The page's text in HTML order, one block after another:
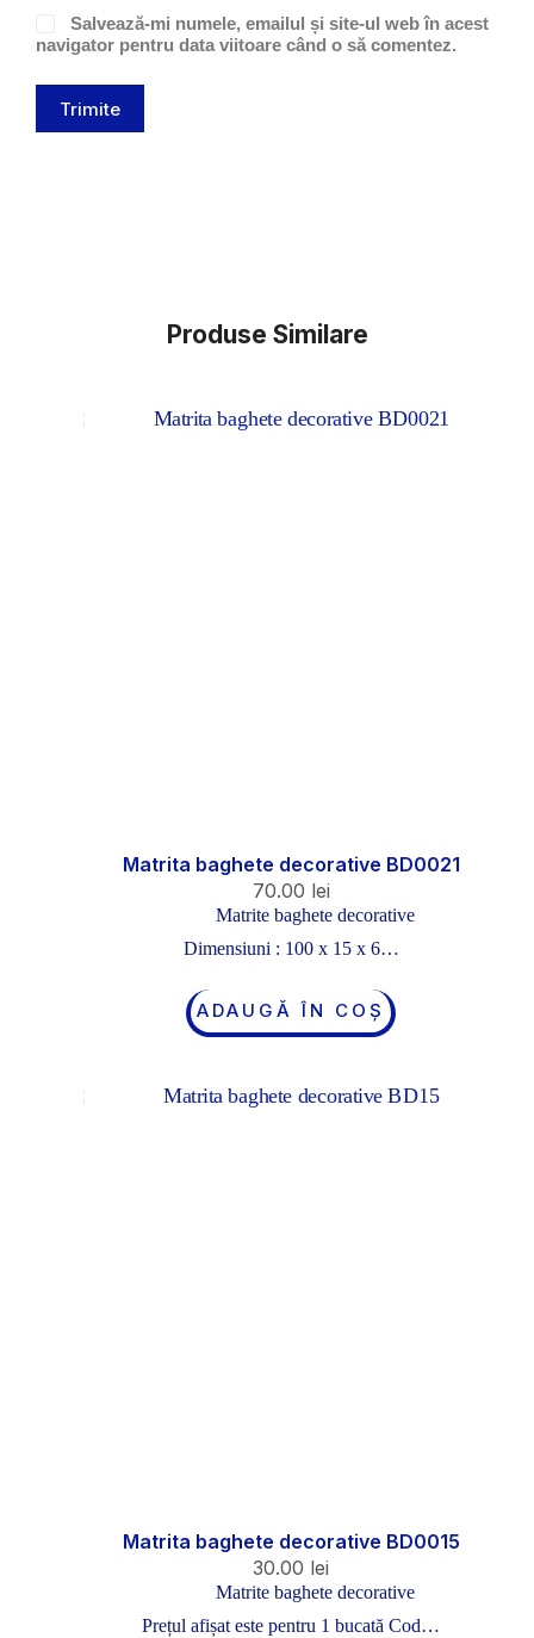
Salvează-mi numele, emailul și site-ul web în acest
navigator pentru data viitoare când o să comentez.
Trimite
Produse Similare
Matrita baghete decorative BD0021
70.00 lei
Matrite baghete decorative
Dimensiuni : 100 x 15 x 6…
ADAUGĂ ÎN COȘ
Matrita baghete decorative BD0015
30.00 lei
Matrite baghete decorative
Prețul afișat este pentru 1 bucată Cod…